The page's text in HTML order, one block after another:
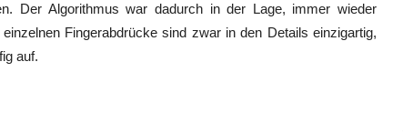
Der Algorithmus war dadurch in der Lage, immer wieder
Fingerabdrücke sind zwar in den Details einzigartig,
auf.